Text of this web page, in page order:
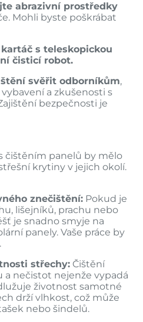
abrazivní prostředky
Mohli byste poškrábat
s teleskopickou
čisticí robot.
svěřit odborníkům,
a zkušenosti s
bezpečnosti je
čištěním panelů by mělo
krytiny v jejich okolí.
znečištění: Pokud je
lišejníků, prachu nebo
je snadno smyje na
panely. Vaše práce by
střechy: Čištění
a nečistot nejenže vypadá
životnost samotné
drží vlhkost, což může
nebo šindelů.